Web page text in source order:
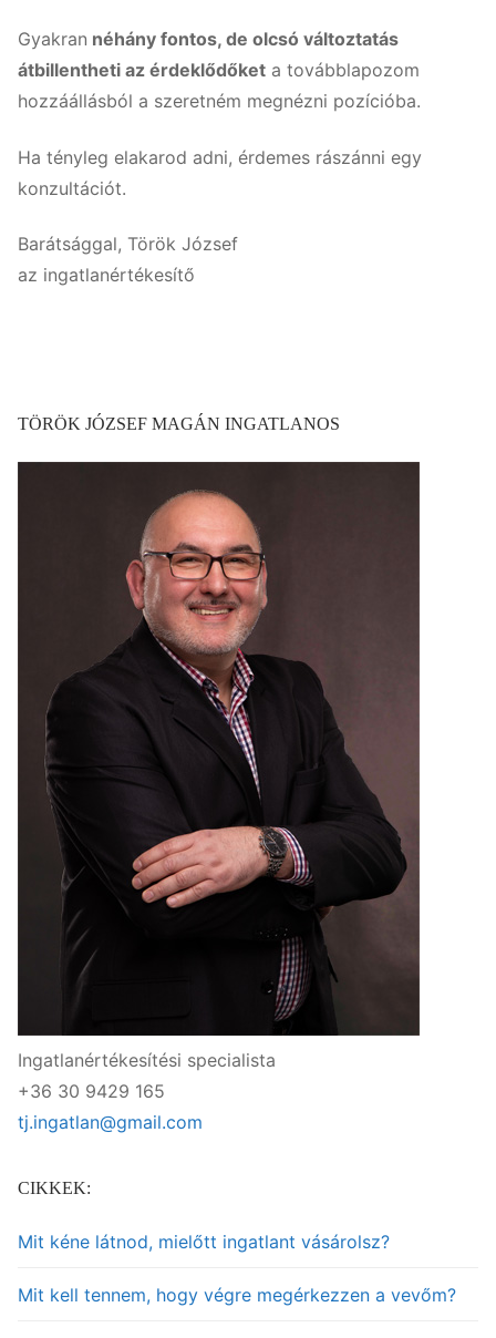
Gyakran néhány fontos, de olcsó változtatás
átbillentheti az érdeklődőket a továbblapozom
hozzáállásból a szeretném megnézni pozícióba.
Ha tényleg elakarod adni, érdemes rászánni egy
konzultációt.
Barátsággal, Török József
az ingatlanértékesítő
TÖRÖK JÓZSEF MAGÁN INGATLANOS
Ingatlanértékesítési specialista
+36 30 9429 165
tj.ingatlan@gmail.com
CIKKEK:
Mit kéne látnod, mielőtt ingatlant vásárolsz?
Mit kell tennem, hogy végre megérkezzen a vevőm?